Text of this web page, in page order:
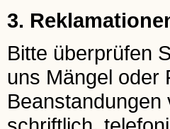
3.
Bitte überprüfen
uns Mängel oder